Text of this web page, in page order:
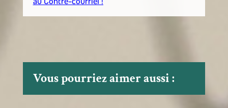
Vous pourriez aimer aussi :